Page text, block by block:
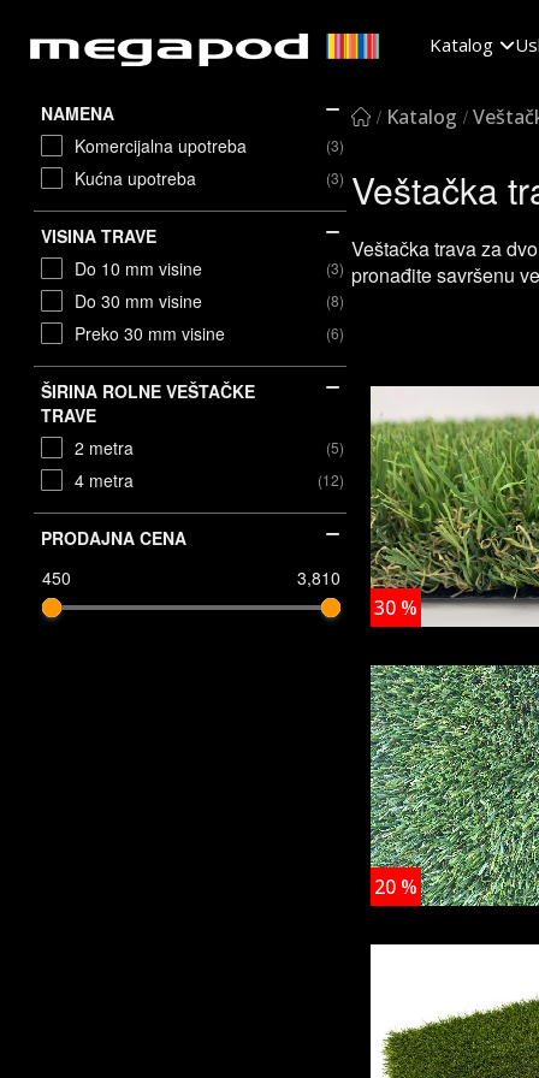
Katalog
NAMENA
Komercijalna upotreba
(3)
Kućna upotreba (3)
VISINA TRAVE
Do 10 mm visine
(3)
Do 30 mm visine (8)
Preko 30 mm visine (6)
ŠIRINA ROLNE VEŠTAČKE
TRAVE
2 metra
(5)
4 metra (12)
PRODAJNA CENA
450
3,810
Katalog
Veštačka
Veštačka trava za
pronađite savršenu
30 %
20 %